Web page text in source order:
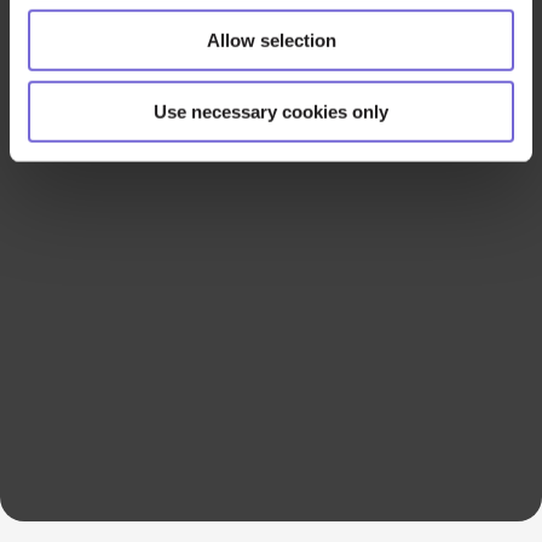
Allow selection
Use necessary cookies only